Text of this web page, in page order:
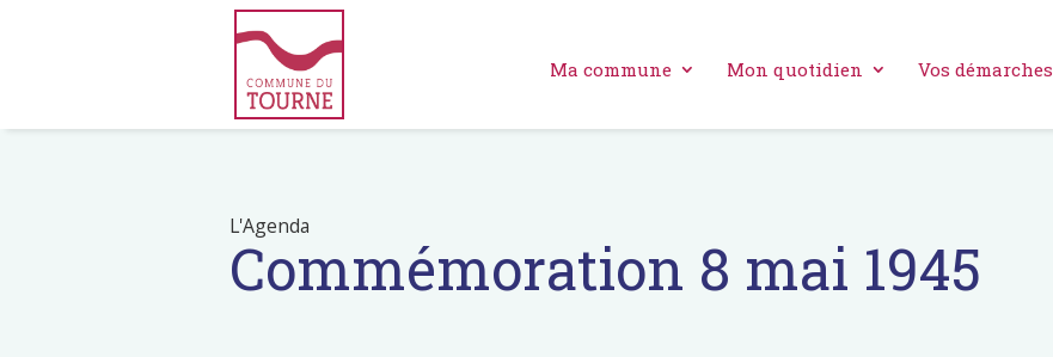
Ma commune Mon quotidien Vos démarches
L'Agenda
Commémoration 8 mai 1945